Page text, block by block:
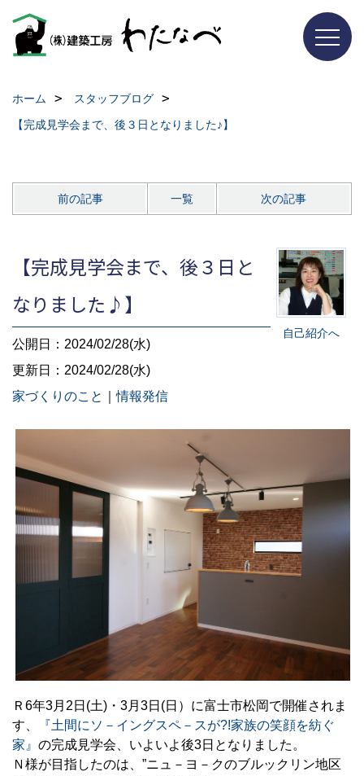
ホーム
スタッフブログ
【完成見学会まで、後３日となりました♪】
前の記事 一覧 次の記事
自己紹介へ
【完成見学会まで、後３日と
なりました♪】
公開日：2024/02/28(水)
更新日：2024/02/28(水)
家づくりのこと
｜情報発信
Ｒ6年3月2日(土)・3月3日(日）に富士市松岡で開催されま
す、
『土間にソ－イングスペ－スが?!家族の笑顔を紡ぐ
家』 の完成見学会、いよいよ後3日となりました。
Ｎ様が目指したのは、”ニュ－ヨ－クのブルックリン地区